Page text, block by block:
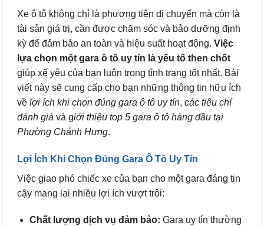
Xe ô tô không chỉ là phương tiện di chuyển mà còn là
tài sản giá trị, cần được chăm sóc và bảo dưỡng định
kỳ để đảm bảo an toàn và hiệu suất hoạt động. Việc
lựa chọn một gara ô tô uy tín là yếu tố then chốt
giúp xế yêu của bạn luôn trong tình trạng tốt nhất. Bài
viết này sẽ cung cấp cho bạn những thông tin hữu ích
về lợi ích khi chọn đúng gara ô tô uy tín, các tiêu chí
đánh giá và giới thiệu top 5 gara ô tô hàng đầu tại
Phường Chánh Hưng.
Lợi Ích Khi Chọn Đúng Gara Ô Tô Uy Tín
Việc giao phó chiếc xe của bạn cho một gara đáng tin
cậy mang lại nhiều lợi ích vượt trội:
Chất lượng dịch vụ đảm bảo: Gara uy tín thường